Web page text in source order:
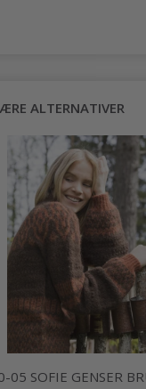
ALTERNATIVER
05 SOFIE GENSER